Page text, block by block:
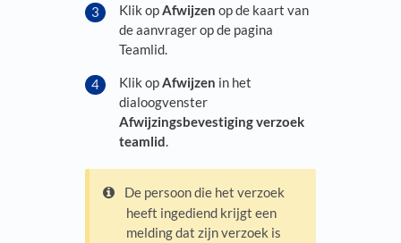
Klik opAfwijzen op de kaart van
de aanvrager op de pagina
Teamlid.
Klik opAfwijzen in het
dialoogvenster
Afwijzingsbevestiging verzoek
teamlid.
De persoon die het verzoek
heeft ingediend krijgt een
melding dat zijn verzoek is